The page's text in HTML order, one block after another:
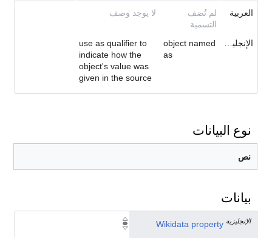
العربية
لم تُضف
التسمية
لا يوجد وصف
الإنجليزية
object named
as
use as qualifier to
indicate how the
object's value was
given in the source
نوع البيانات
نص
بيانات
Wikidata property الإنجليزية